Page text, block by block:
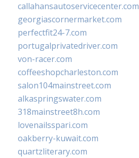
callahansautoservicecenter.com
georgiascornermarket.com
perfectfit24-7.com
portugalprivatedriver.com
von-racer.com
coffeeshopcharleston.com
salon104mainstreet.com
alkaspringswater.com
318mainstreet8h.com
lovenailsspari.com
oakberry-kuwait.com
quartzliterary.com